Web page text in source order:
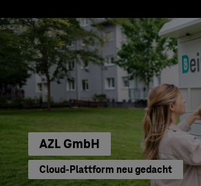
AZL GmbH
Cloud-Plattform neu gedacht